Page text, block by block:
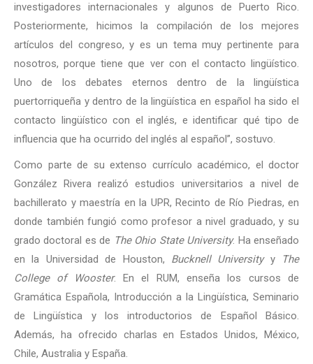
investigadores internacionales y algunos de Puerto Rico.
Posteriormente, hicimos la compilación de los mejores
artículos del congreso, y es un tema muy pertinente para
nosotros, porque tiene que ver con el contacto lingüístico.
Uno de los debates eternos dentro de la lingüística
puertorriqueña y dentro de la lingüística en español ha sido el
contacto lingüístico con el inglés, e identificar qué tipo de
influencia que ha ocurrido del inglés al español”, sostuvo.
Como parte de su extenso currículo académico, el doctor
González Rivera realizó estudios universitarios a nivel de
bachillerato y maestría en la UPR, Recinto de Río Piedras, en
donde también fungió como profesor a nivel graduado, y su
grado doctoral es de The Ohio State University. Ha enseñado
en la Universidad de Houston, Bucknell Universityy
The
College of Wooster. En el RUM, enseña los cursos de
Gramática Española, Introducción a la Lingüística, Seminario
de Lingüística y los introductorios de Español Básico.
Además, ha ofrecido charlas en Estados Unidos, México,
Chile, Australia y España.